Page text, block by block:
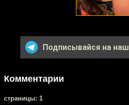
Подписывайся на наш
Комментарии
cтраницы: 1